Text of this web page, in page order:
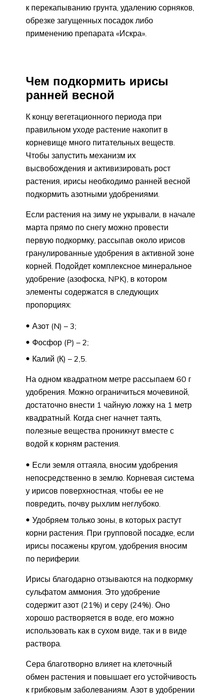
к перекапыванию грунта, удалению сорняков,
обрезке загущенных посадок либо
применению препарата «Искра».
Чем подкормить ирисы
ранней весной
К концу вегетационного периода при
правильном уходе растение накопит в
корневище много питательных веществ.
Чтобы запустить механизм их
высвобождения и активизировать рост
растения, ирисы необходимо ранней весной
подкормить азотными удобрениями.
Если растения на зиму не укрывали, в начале
марта прямо по снегу можно провести
первую подкормку, рассыпав около ирисов
гранулированные удобрения в активной зоне
корней. Подойдет комплексное минеральное
удобрение (азофоска, NPK), в котором
элементы содержатся в следующих
пропорциях:
Азот (N) – 3;
Фосфор (P) – 2;
Калий (К) – 2,5.
На одном квадратном метре рассыпаем 60 г
удобрения. Можно ограничиться мочевиной,
достаточно внести 1 чайную ложку на 1 метр
квадратный. Когда снег начнет таять,
полезные вещества проникнут вместе с
водой к корням растения.
Если земля оттаяла, вносим удобрения
непосредственно в землю. Корневая система
у ирисов поверхностная, чтобы ее не
повредить, почву рыхлим неглубоко.
Удобряем только зоны, в которых растут
корни растения. При групповой посадке, если
ирисы посажены кругом, удобрения вносим
по периферии.
Ирисы благодарно отзываются на подкормку
сульфатом аммония. Это удобрение
содержит азот (21%) и серу (24%). Оно
хорошо растворяется в воде, его можно
использовать как в сухом виде, так и в виде
раствора.
Сера благотворно влияет на клеточный
обмен растения и повышает его устойчивость
к грибковым заболеваниям. Азот в удобрении